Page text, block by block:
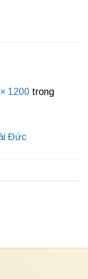
1200 trong